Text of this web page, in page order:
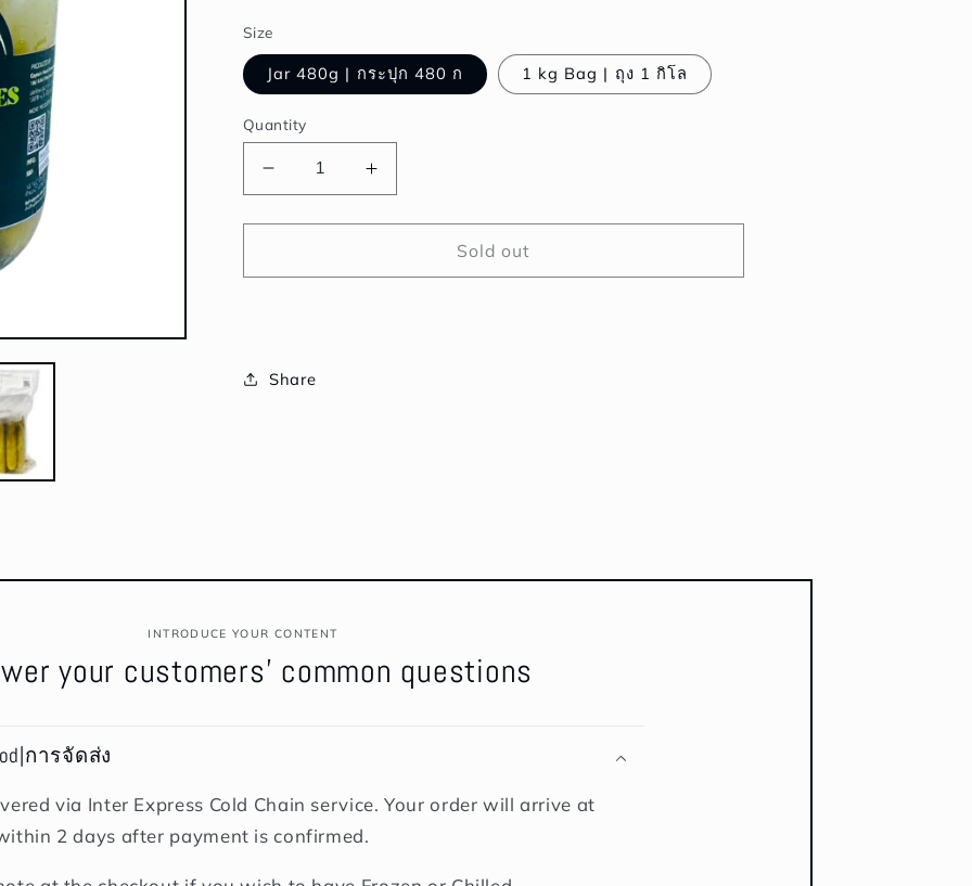
Size
Jar 480g | กระปุก 480 ก 1 kg Bag | ถุง 1 กิโล
Quantity
Decrease
quantity
for
Pickles
ดอง
Increase
quantity
for
Pickles
Sold out
Share
INTRODUCE YOUR CONTENT
your customers' common questions
การจัดส่ง
via Inter Express Cold Chain service. Your order will arrive at
2 days after payment is confirmed.